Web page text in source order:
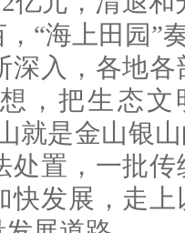
“海上田园”
入，各地各
，把生态文
就是金山银
处置，一批
快发展，走